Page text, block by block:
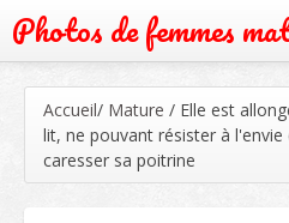
Photos de femmes
Grand mère
Mature
Accueil/ Mature / Elle est
lit, ne pouvant résister à l'envie
caresser sa poitrine